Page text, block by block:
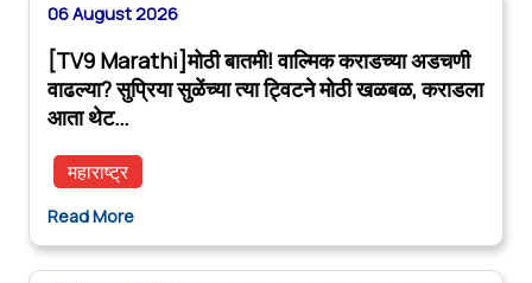
06 August 2026
[TV9 Marathi]मोठी बातमी! वाल्मिक कराडच्या अडचणी
वाढल्या? सुप्रिया सुळेंच्या त्या ट्विटने मोठी खळबळ, कराडला
आता थेट…
महाराष्ट्र
Read More